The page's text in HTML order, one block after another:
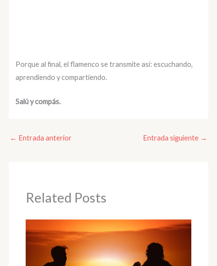
Porque al final, el flamenco se transmite así: escuchando,
aprendiendo y compartiendo.
Salú y compás.
← Entrada anterior Entrada siguiente →
Related Posts